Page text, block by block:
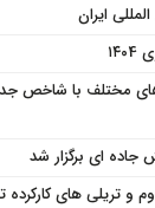
ایران
مختلف با شاخص
ای برگزار شد
های کارکرده تمیز